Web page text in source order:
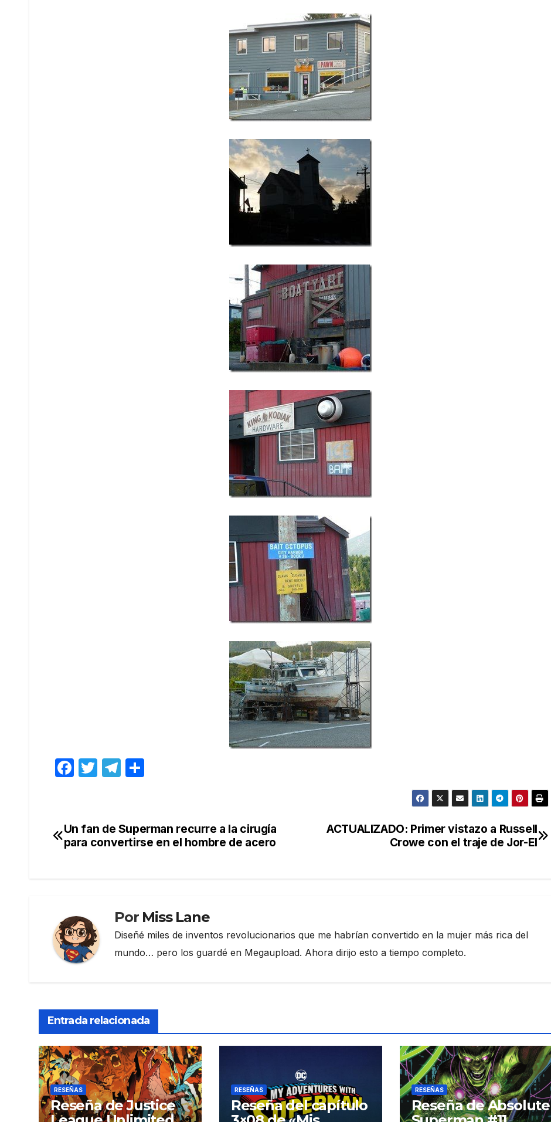
F
e
b
T
er
T
gr
a
p
ar
Navegación
ACTUALIZADO: Primer vistazo a Russell
Crowe con el traje de Jor-El
Un fan de Superman recurre a la cirugía
para convertirse en el hombre de acero
Por Miss Lane
Diseñé miles de inventos revolucionarios que me habrían convertido en la mujer más rica del
mundo… pero los guardé en Megaupload. Ahora dirijo esto a tiempo completo.
Entrada relacionada
RESEÑAS
Reseña de Justice
RESEÑAS
Reseña del capítulo
RESEÑAS
Reseña de Absolute